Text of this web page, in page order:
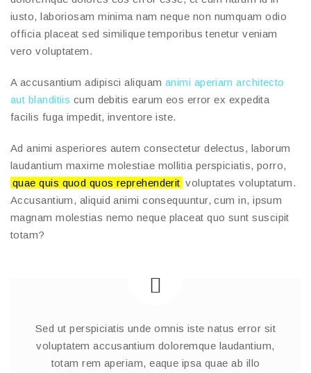
iusto, laboriosam minima nam neque non numquam odio
officia placeat sed similique temporibus tenetur veniam
vero voluptatem.
A accusantium adipisci aliquam animi aperiam architecto
aut blanditiis cum debitis earum eos error ex expedita
facilis fuga impedit, inventore iste.
Ad animi asperiores autem consectetur delectus, laborum
laudantium maxime molestiae mollitia perspiciatis, porro,
quae quis quod quos reprehenderit voluptates voluptatum.
Accusantium, aliquid animi consequuntur, cum in, ipsum
magnam molestias nemo neque placeat quo sunt suscipit
totam?
Sed ut perspiciatis unde omnis iste natus error sit
voluptatem accusantium doloremque laudantium,
totam rem aperiam, eaque ipsa quae ab illo